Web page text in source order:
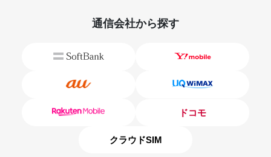
通信会社から探す
ドコモ
クラウドSIM